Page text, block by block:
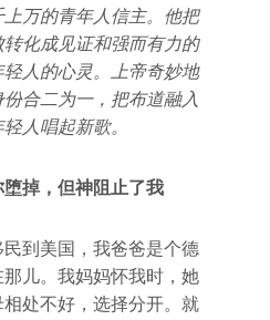
万的青年人信主。他把
化成见证和强而有力的
人的心灵。上帝奇妙地
合二为一，把布道融入
人唱起新歌。
掉，但神阻止了我
到美国，我爸爸是个德
儿。我妈妈怀我时，她
处不好，选择分开。就